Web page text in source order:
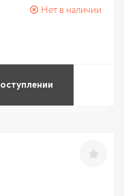
Нет в наличии